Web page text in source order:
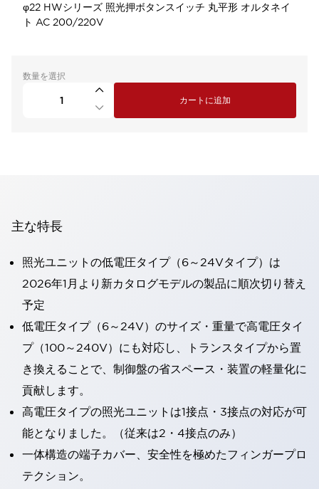
φ22 HWシリーズ 照光押ボタンスイッチ 丸平形 オルタネイ
ト AC 200/220V
数量を選択
カートに追加
主な特長
照光ユニットの低電圧タイプ（6～24Vタイプ）は
2026年1月より新カタログモデルの製品に順次切り替え
予定
低電圧タイプ（6～24V）のサイズ・重量で高電圧タイ
プ（100～240V）にも対応し、トランスタイプから置
き換えることで、制御盤の省スペース・装置の軽量化に
貢献します。
高電圧タイプの照光ユニットは1接点・3接点の対応が可
能となりました。（従来は2・4接点のみ）
一体構造の端子カバー、安全性を極めたフィンガープロ
テクション。